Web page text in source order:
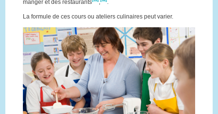
manger et des restaurants
, .
La formule de ces cours ou ateliers culinaires peut varier.